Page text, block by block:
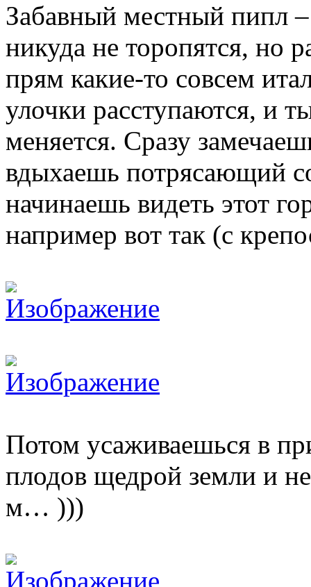
Забавный местный пипл –
никуда не торопятся, но
прям какие-то совсем
улочки расступаются, и
меняется. Сразу
вдыхаешь потрясающий
начинаешь видеть этот
например вот так (с
Потом усаживаешься в
плодов щедрой земли и
м… )))